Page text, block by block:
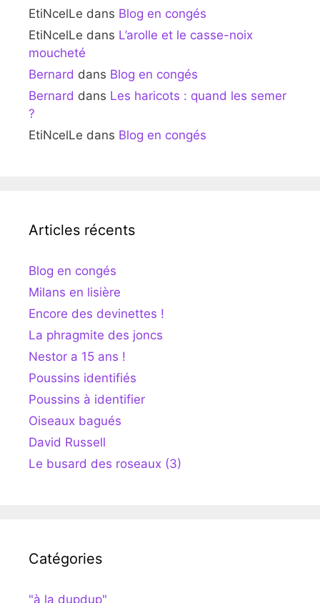
EtiNcelLe dans Blog en congés
EtiNcelLe dans L’arolle et le casse-noix
moucheté
Bernard dans Blog en congés
Bernard dans Les haricots : quand les semer
?
EtiNcelLe dans Blog en congés
Articles récents
Blog en congés
Milans en lisière
Encore des devinettes !
La phragmite des joncs
Nestor a 15 ans !
Poussins identifiés
Poussins à identifier
Oiseaux bagués
David Russell
Le busard des roseaux (3)
Catégories
"à la dupdup"